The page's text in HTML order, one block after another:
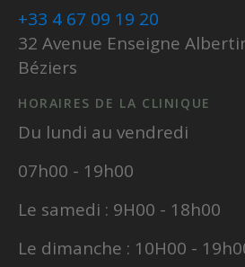
+33 4 67 09 19 20
32 Avenue Enseigne
Béziers
HORAIRES DE LA CLINIQUE
Du lundi au vendredi
07h00 - 19h00
Le samedi : 9H00 - 18h00
Le dimanche : 10H00 -